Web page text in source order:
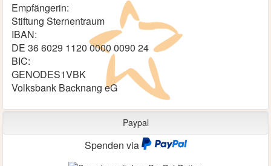
Empfängerin:
Stiftung Sternentraum
IBAN:
DE 36 6029 1120 0000 0090 24
BIC:
GENODES1VBK
Volksbank Backnang eG
Paypal
Spenden via